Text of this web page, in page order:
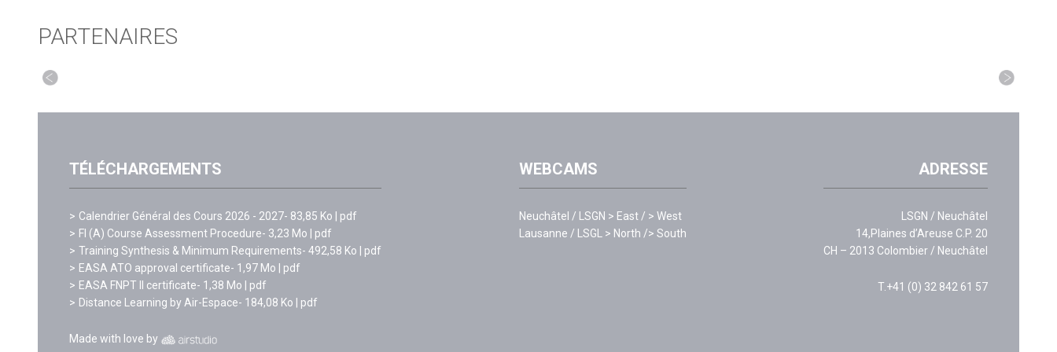
PARTENAIRES
TÉLÉCHARGEMENTS
Calendrier Général des Cours 2026 - 2027- 83,85 Ko | pdf
FI (A) Course Assessment Procedure- 3,23 Mo | pdf
Training Synthesis & Minimum Requirements- 492,58 Ko | pdf
EASA ATO approval certificate- 1,97 Mo | pdf
EASA FNPT II certificate- 1,38 Mo | pdf
Distance Learning by Air-Espace- 184,08 Ko | pdf
WEBCAMS
Neuchâtel / LSGN > East / > West
Lausanne / LSGL > North /> South
ADRESSE
LSGN / Neuchâtel
14,Plaines d’Areuse C.P. 20
CH – 2013 Colombier / Neuchâtel
T.+41 (0) 32 842 61 57
Made with love by